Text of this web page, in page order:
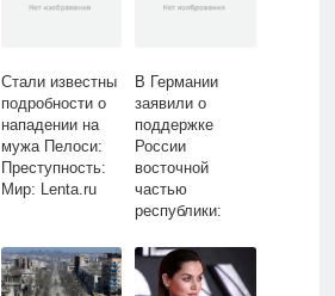
Стали известны
подробности о
нападении на
мужа Пелоси:
Преступность:
Мир: Lenta.ru
В Германии
заявили о
поддержке
России
восточной
частью
республики:
Lenta.ru